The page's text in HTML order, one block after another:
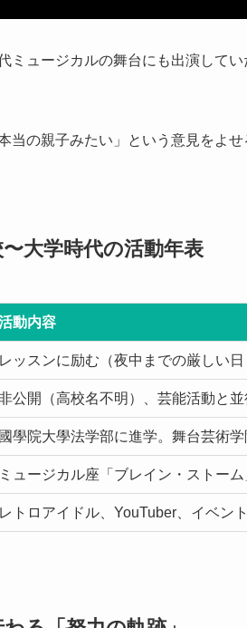
ミュージカルの舞台にも出演して
当の親子みたい」という意見をよせ
〜大学時代の活動年表
動内容
レッスンに励む（夜中までの厳しい日
公開（高校名不明）、芸能活動と並
國學院大學法学部に進学。舞台芸術
ミュージカル座「ブレイン・ストー
レトロアイドル、YouTuber、イベン